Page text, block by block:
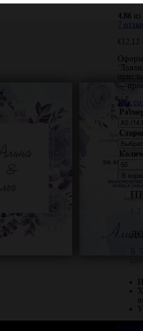
4.86 из
7
€ 12.12
—
Как
В
1-